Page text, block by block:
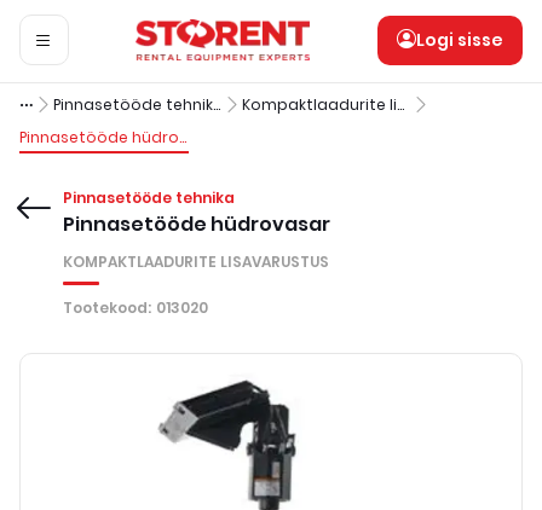
Logi sisse
Pinnasetööde tehnika
Kompaktlaadurite lisavarustus
Pinnasetööde hüdrovasar
Pinnasetööde tehnika
Pinnasetööde hüdrovasar
KOMPAKTLAADURITE LISAVARUSTUS
Tootekood: 013020